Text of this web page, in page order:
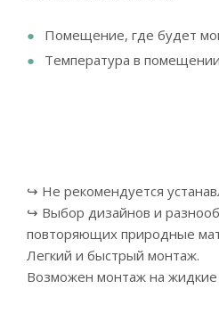
Помещение, где будет
Температура в
↪ Не рекомендуется
↪ Выбор дизайнов и
повторяющих природные
Легкий и быстрый монтаж.
Возможен монтаж на жидкие